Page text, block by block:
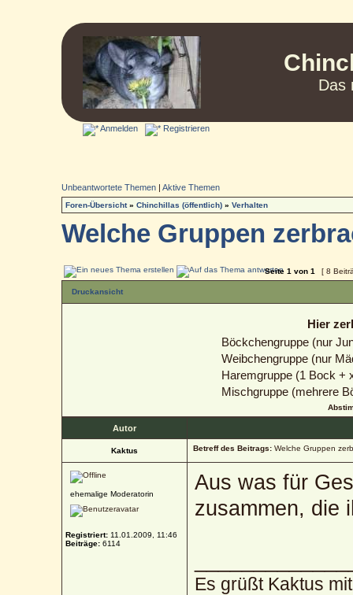
Das
Anmelden Registrieren
Unbeantwortete Themen |Aktive Themen
Foren-Übersicht»Chinchillas (öffentlich) »Verhalten
Welche Gruppen
Seite1 von1 [ 8
Druckansicht
Hier
Böckchengruppe (nur
Weibchengruppe (nur
Haremgruppe (1 Bock +
Mischgruppe (mehrere
Autor
Kaktus Betreff des Beitrags: Welche Gruppen
ehemalige Moderatorin
Registriert: 11.01.2009, 11:46
Beiträge: 6114
Aus was für
zusammen, die
Es grüßt Kaktus